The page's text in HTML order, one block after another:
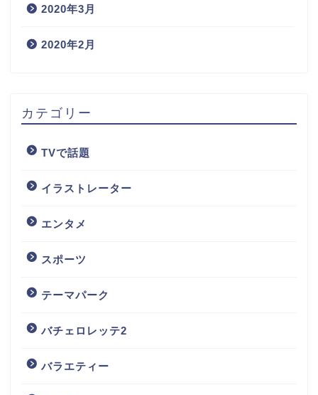
2020年3月
2020年2月
カテゴリー
TVで話題
イラストレーター
エンタメ
スポーツ
テーマパーク
バチェロレッテ2
バラエティー